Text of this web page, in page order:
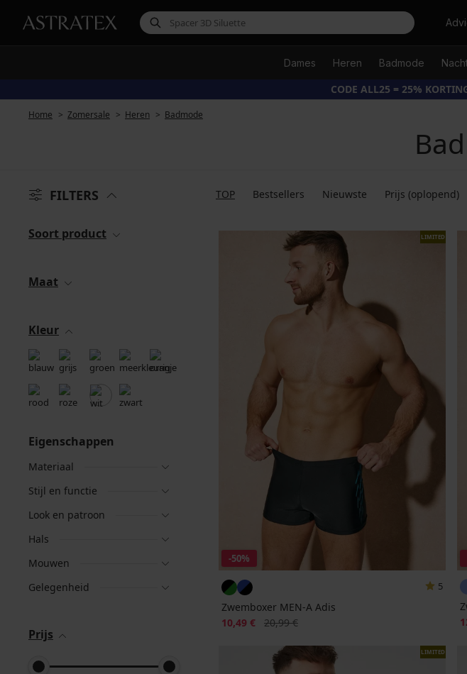
Zoeken
Dames Heren Badmode
CODE ALL25 = 25%
Home Zomersale Heren Badmode
FILTERS TOP Bestsellers Nieuwste Prijs (oplopend)
Soort product
Maat
Kleur
Eigenschappen
Materiaal
Stijl en functie
Look en patroon
Hals
Mouwen
Gelegenheid
Prijs
LIMITED
-50%
5
Zwemboxer MEN-A Adis
Korting
10,49 € Oorspronkelijke prijs
20,99 €
LIMITED